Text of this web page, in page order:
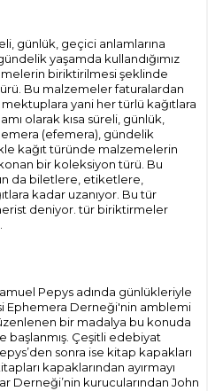
günlük, geçici anlamlarına
yaşamda kullandığımız
biriktirilmesi şeklinde
Bu malzemeler faturalardan
yani her türlü kağıtlara
olarak kısa süreli, günlük,
(efemera), gündelik
kağıt türünde malzemelerin
bir koleksiyon türü. Bu
da biletlere, etiketlere,
kadar uzanıyor. Bu tür
deniyor. tür biriktirmeler
Pepys adında günlükleriyle
Ephemera Derneği'nin amblemi
bir madalya bu konuda
başlanmış. Çeşitli edebiyat
sonra ise kitap kapakları
kapaklarından ayırmayı
Derneği’nin kurucularından John